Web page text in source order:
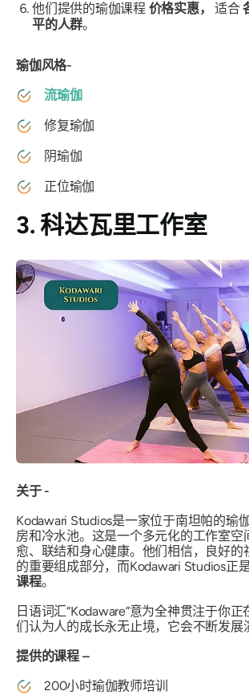
他们提供的瑜伽课程 价格实惠， 适合
平的人群。
瑜伽风格-
流瑜伽
修复瑜伽
阴瑜伽
正位瑜伽
3. 科达瓦里工作室
关于 -
Kodawari Studios是一家位于南坦帕的瑜
房和冷水池。这是一个多元化的工作室空
愈、联结和身心健康。他们相信，良好的
的重要组成部分，而Kodawari Studios正
课程。
日语词汇“Kodaware”意为全神贯注于你
们认为人的成长永无止境，它会不断发展
提供的课程 –
200小时瑜伽教师培训